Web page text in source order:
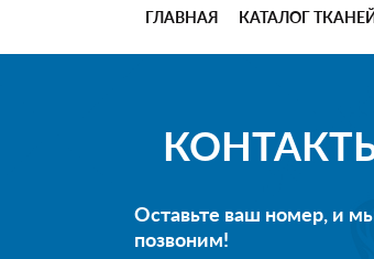
ГЛАВНАЯ КАТАЛОГ
Оставьте ваш номер, и
позвоним!